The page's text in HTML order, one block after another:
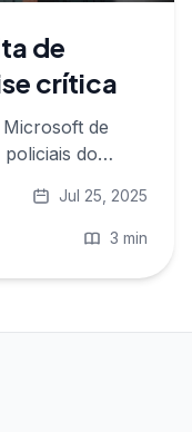
de
crítica
Microsoft de
do
Jul 25, 2025
3 min